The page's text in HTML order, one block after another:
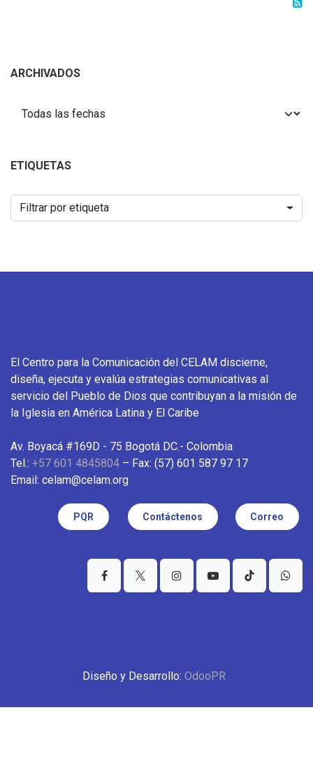
ARCHIVADOS
ETIQUETAS
Filtrar por etiqueta
El Centro para la Comunicación del CELAM discierne,
diseña, ejecuta y evalúa estrategias comunicativas al
servicio del Pueblo de Dios que contribuyan a la misión de
la Iglesia en América Latina y El Caribe
Av. Boyacá #169D - 75 Bogotá DC.- Colombia
Tel.: +57 601 4845804 – Fax: (57) 601 587 97 17
Email: celam@celam.org
PQR Contáctenos Correo
Diseño y Desarrollo: OdooPR